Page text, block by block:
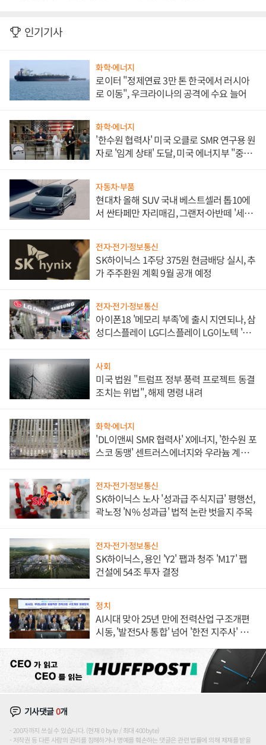
인기기사
화학·에너지
로이터 "정제연료 3만 톤 한국에서 러시아
로 이동", 우크라이나의 공격에 수요 늘어
화학·에너지
'한수원 협력사' 미국 오클로 SMR 연구용 원
자로 '임계 상태' 도달, 미국 에너지부 "중요
자동차·부품
현대차 올해 SUV 국내 베스트셀러 톱10에
서 싼타페만 자리매김, 그랜저·아반떼 '세단
전자·전기·정보통신
SK하이닉스 1주당 375원 현금배당 실시, 추
가 주주환원 계획 9월 공개 예정
전자·전기·정보통신
아이폰18 '메모리 부족'에 출시 지연되나, 삼
성디스플레이 LG디스플레이 LG이노텍 '탈
사회
미국 법원 "트럼프 정부 풍력 프로젝트 동결
조치는 위법", 해제 명령 내려
화학·에너지
'DL이앤씨 SMR 협력사' X에너지, '한수원 포
스코 동맹' 센트러스에너지와 우라늄 계약
전자·전기·정보통신
SK하이닉스 노사 '성과급 주식지급' 평행선,
곽노정 'N% 성과급' 법적 논란 벗을지 주목
전자·전기·정보통신
SK하이닉스, 용인 'Y2' 팹과 청주 'M17' 팹
건설에 54조 투자 결정
정치
AI시대 맞아 25년 만에 전력산업 구조개편
시동, '발전5사 통합' 넘어 '한전 지주사' 재편
기사댓글0개
200자까지 쓰실 수 있습니다. (현재 0 byte / 최대 400byte)
저작권 등 다른 사람의 권리를 침해하거나 명예를 훼손하는 댓글은 관련 법률에 의해 제재를 받을